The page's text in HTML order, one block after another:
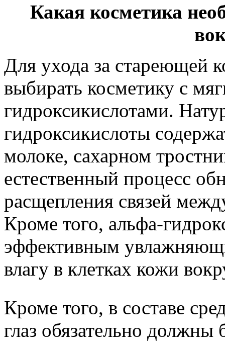
Какая косметика
Для ухода за стареющей
выбирать косметику с
гидроксикислотами.
гидроксикислоты
молоке, сахарном
естественный процесс
расщепления связей
Кроме того, альфа-
эффективным
влагу в клетках кожи
Кроме того, в составе
глаз обязательно должны